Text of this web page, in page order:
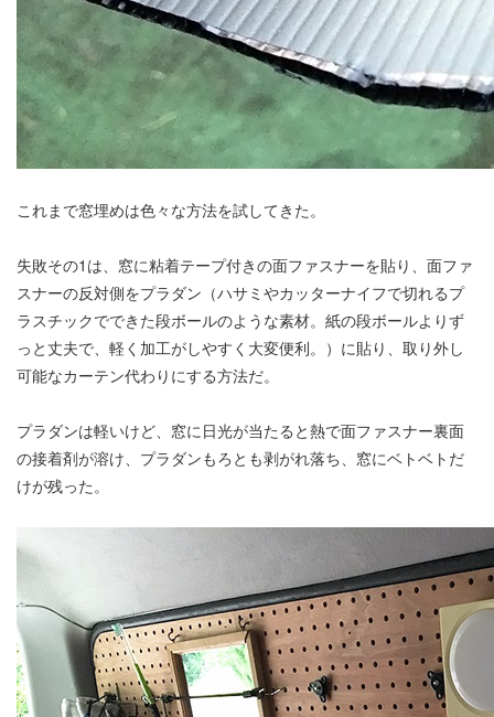
これまで窓埋めは色々な方法を試してきた。
失敗その1は、窓に粘着テープ付きの面ファスナーを貼り、面ファ
スナーの反対側をプラダン（ハサミやカッターナイフで切れるプ
ラスチックでできた段ボールのような素材。紙の段ボールよりず
っと丈夫で、軽く加工がしやすく大変便利。）に貼り、取り外し
可能なカーテン代わりにする方法だ。
プラダンは軽いけど、窓に日光が当たると熱で面ファスナー裏面
の接着剤が溶け、プラダンもろとも剥がれ落ち、窓にベトベトだ
けが残った。